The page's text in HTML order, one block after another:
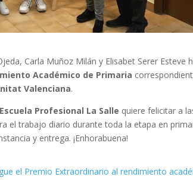
Carla Muñoz Milán y Elisabet Serer Esteve
Académico de Primaria
Valenciana.
Profesional La Salle quiere felicitar a
el trabajo diario durante toda la etapa en
y entrega. ¡Enhorabuena!
el Premio Extraordinario al rendimiento